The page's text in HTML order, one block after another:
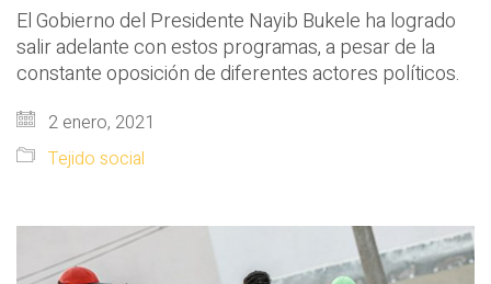
El Gobierno del Presidente Nayib Bukele ha logrado
salir adelante con estos programas, a pesar de la
constante oposición de diferentes actores políticos.
2 enero, 2021
Tejido social